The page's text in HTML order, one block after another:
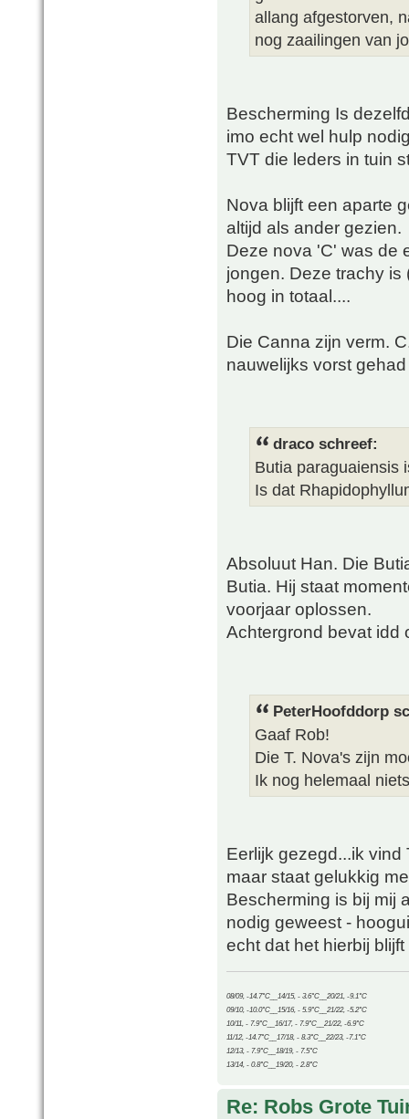
allang afgestorven,
nog zaailingen van
Bescherming Is
imo echt wel hulp
TVT die leders in tuin
Nova blijft een aparte
altijd als ander gezien.
Deze nova 'C' was de
jongen. Deze trachy
hoog in totaal....
Die Canna zijn verm.
nauwelijks vorst
draco schreef:
Butia paraguaiensis
Is dat
Absoluut Han. Die
Butia. Hij staat
voorjaar oplossen.
Achtergrond bevat idd
PeterHoofddorp
Gaaf Rob!
Die T. Nova's zijn
Ik nog helemaal
Eerlijk gezegd...ik vind
maar staat gelukkig
Bescherming is bij mij
nodig geweest -
echt dat het hierbij
08/09, -14.7°C__14/15, - 3.6°C__20/21, -9.1°C
09/10, -10.0°C__15/16, - 5.9°C__21/22, -5.2°C
10/11, - 7.9°C__16/17, - 7.9°C__21/22, -6.9°C
11/12, -14.7°C__17/18, - 8.3°C__22/23, -7.1°C
12/13, - 7.9°C__18/19, - 7.5°C
13/14, - 0.8°C__19/20, - 2.8°C
Re: Robs Grote